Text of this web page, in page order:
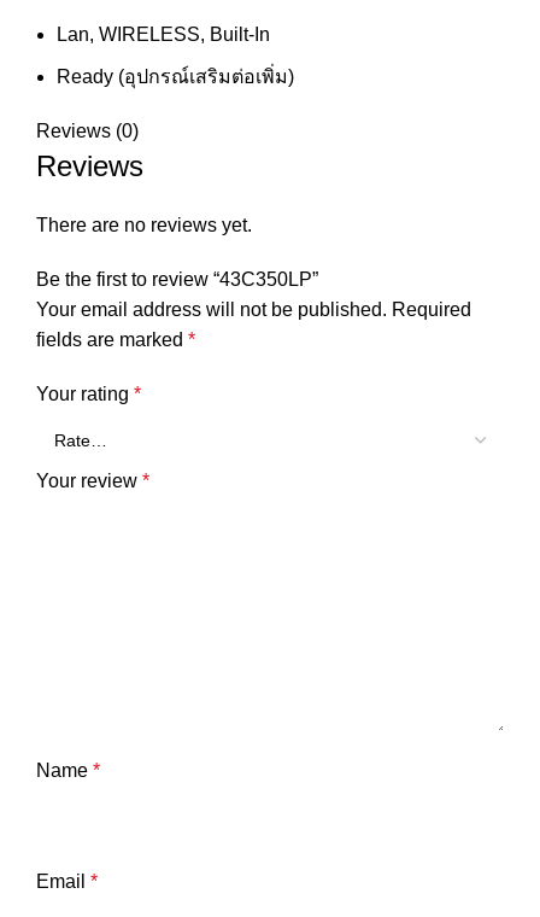
Lan, WIRELESS, Built-In
Ready (อุปกรณ์เสริมต่อเพิ่ม)
Reviews (0)
Reviews
There are no reviews yet.
Be the first to review “43C350LP”
Your email address will not be published. Required
fields are marked *
Your rating *
Your review *
Name *
Email *